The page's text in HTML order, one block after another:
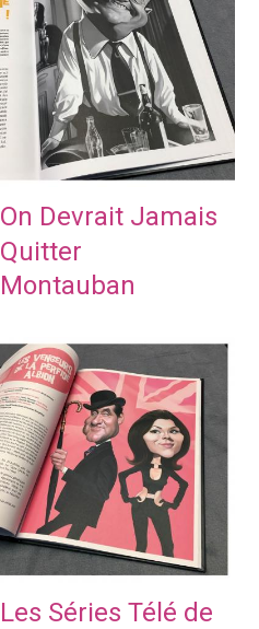
On Devrait Jamais
Quitter
Montauban
Les Séries Télé de